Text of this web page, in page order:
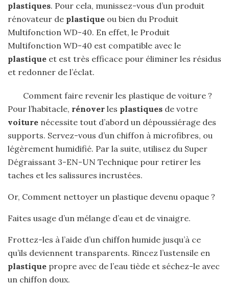
plastiques. Pour cela, munissez-vous d’un produit
rénovateur de plastique ou bien du Produit
Multifonction WD-40. En effet, le Produit
Multifonction WD-40 est compatible avec le
plastique et est très efficace pour éliminer les résidus
et redonner de l’éclat.
Comment faire revenir les plastique de voiture ?
Pour l’habitacle, rénover les plastiques de votre
voiture nécessite tout d’abord un dépoussiérage des
supports. Servez-vous d’un chiffon à microfibres, ou
légèrement humidifié. Par la suite, utilisez du Super
Dégraissant 3-EN-UN Technique pour retirer les
taches et les salissures incrustées.
Or, Comment nettoyer un plastique devenu opaque ?
Faites usage d’un mélange d’eau et de vinaigre.
Frottez-les à l’aide d’un chiffon humide jusqu’à ce
qu’ils deviennent transparents. Rincez l’ustensile en
plastique propre avec de l’eau tiède et séchez-le avec
un chiffon doux.